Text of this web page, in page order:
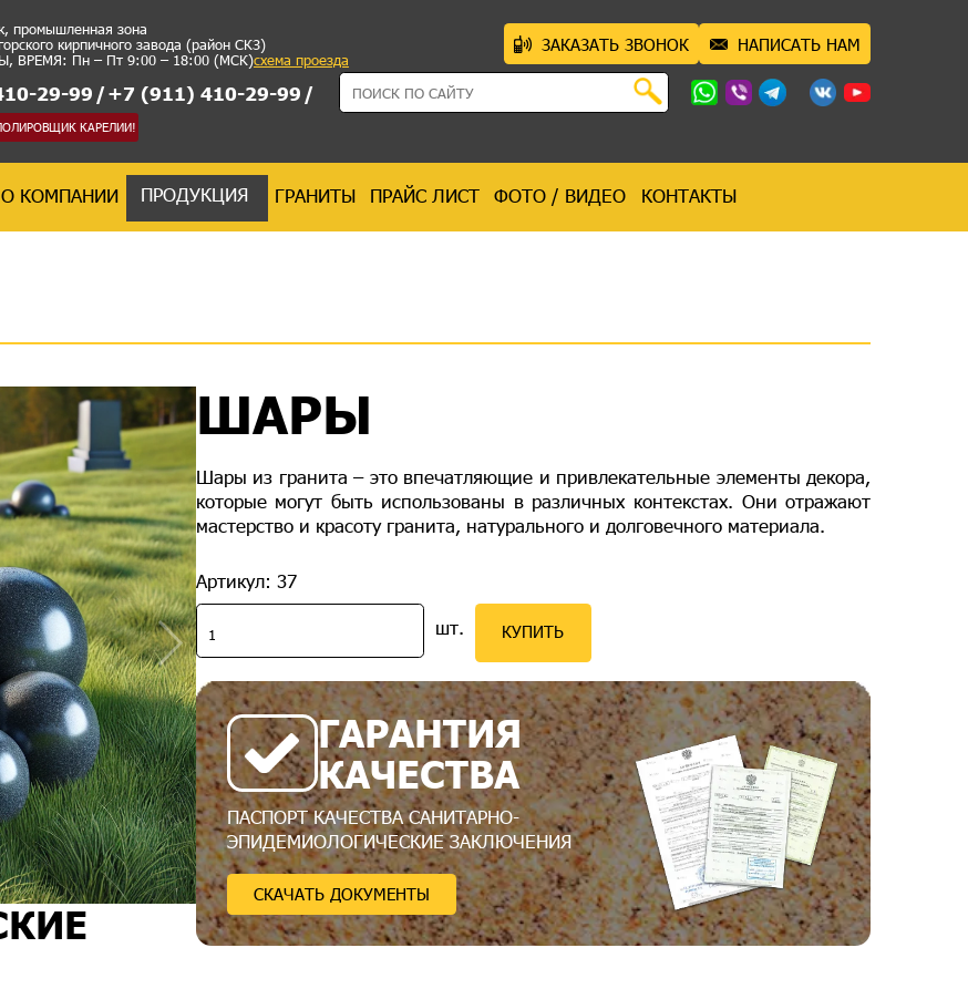
промышленная зона
кирпичного завода (район СКЗ)
ВРЕМЯ: Пн – Пт 9:00 – 18:00 (МСК)схема проезда
ЗАКАЗАТЬ ЗВОНОК НАПИСАТЬ НАМ
29-99 /+7 (911) 410-29-99 /
КАРЕЛИИ!
О КОМПАНИИ ПРОДУКЦИЯ ГРАНИТЫ ПРАЙС ЛИСТ ФОТО / ВИДЕО КОНТАКТЫ
ШАРЫ
Шары из гранита – это впечатляющие и привлекательные элементы декора,
которые могут быть использованы в различных контекстах. Они отражают
мастерство и красоту гранита, натурального и долговечного материала.
Артикул: 37
шт. КУПИТЬ
ГАРАНТИЯ
КАЧЕСТВА
ПАСПОРТ КАЧЕСТВА САНИТАРНО-
ЭПИДЕМИОЛОГИЧЕСКИЕ ЗАКЛЮЧЕНИЯ
СКАЧАТЬ ДОКУМЕНТЫ